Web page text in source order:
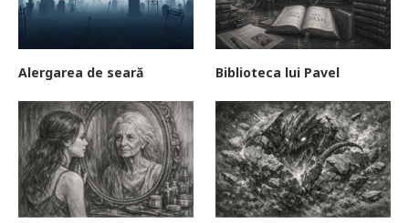
Alergarea de seară Biblioteca lui Pavel